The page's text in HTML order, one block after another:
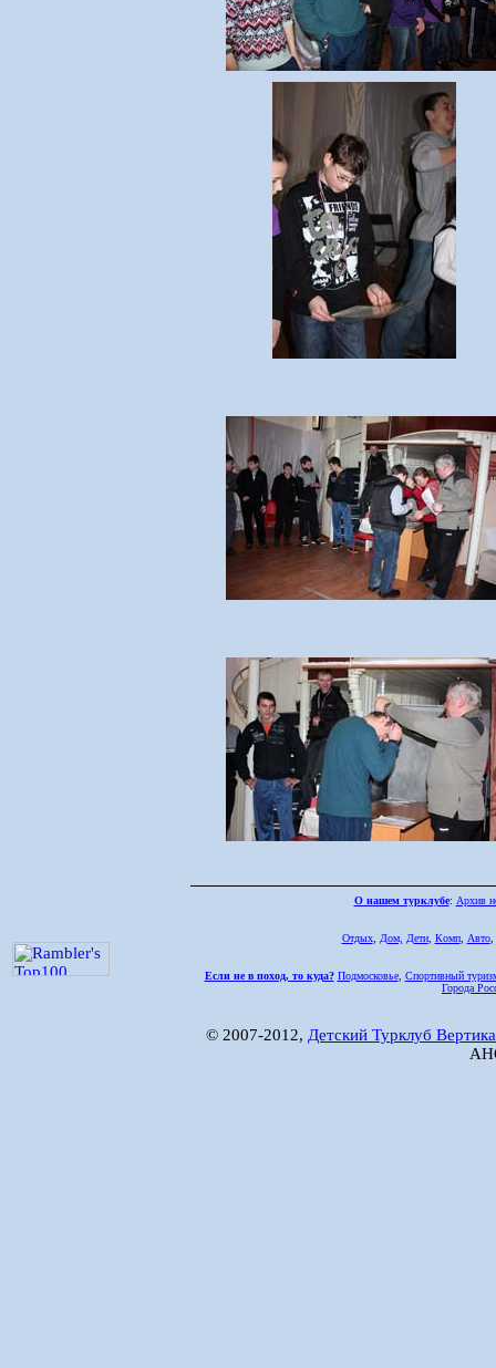
О нашем турклубе: Архив
Отдых, Дом, Дети, Комп, Авто,
Если не в поход, то куда? Подмосковье, Спортивный
Города
© 2007-2012, Детский Турклуб